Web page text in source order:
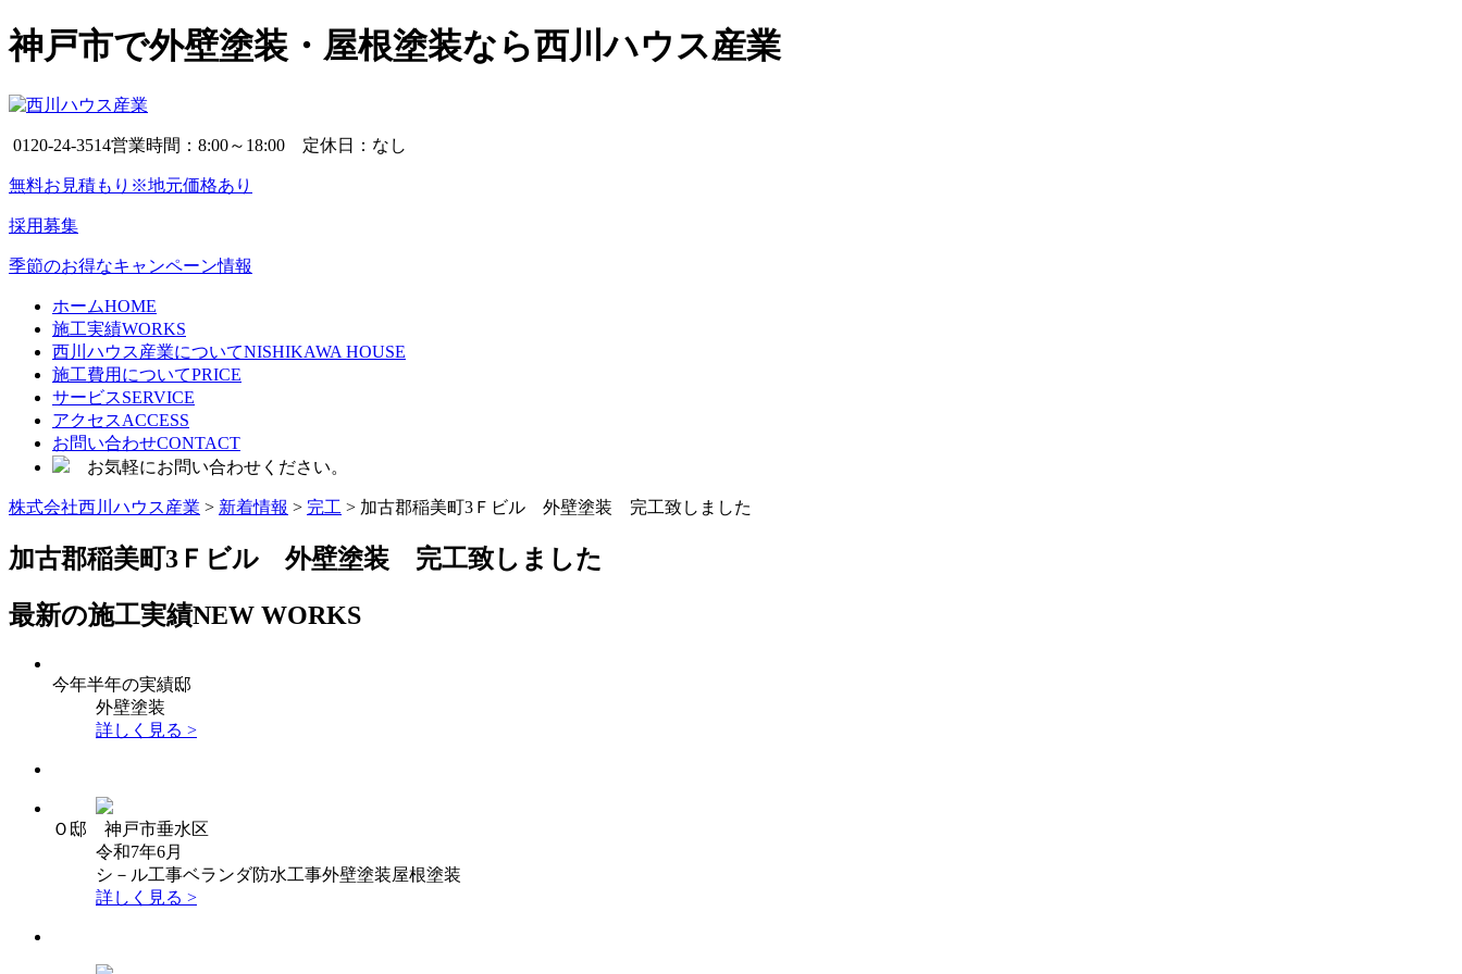
神戸市で外壁塗装・屋根塗装なら西川ハウス産業
0120-24-3514営業時間：8:00～18:00 定休日：なし
無料お見積もり※地元価格あり
採用募集
季節のお得なキャンペーン情報
ホームHOME
施工実績WORKS
西川ハウス産業についてNISHIKAWA HOUSE
施工費用についてPRICE
サービスSERVICE
アクセスACCESS
お問い合わせCONTACT
お気軽にお問い合わせください。
株式会社西川ハウス産業 > 新着情報 > 完工 > 加古郡稲美町3Ｆビル 外壁塗装 完工致しました
加古郡稲美町3Ｆビル 外壁塗装 完工致しました
最新の施工実績NEW WORKS
今年半年の実績邸
外壁塗装
詳しく見る >
Ｏ邸 神戸市垂水区
令和7年6月
シ－ル工事ベランダ防水工事外壁塗装屋根塗装
詳しく見る >